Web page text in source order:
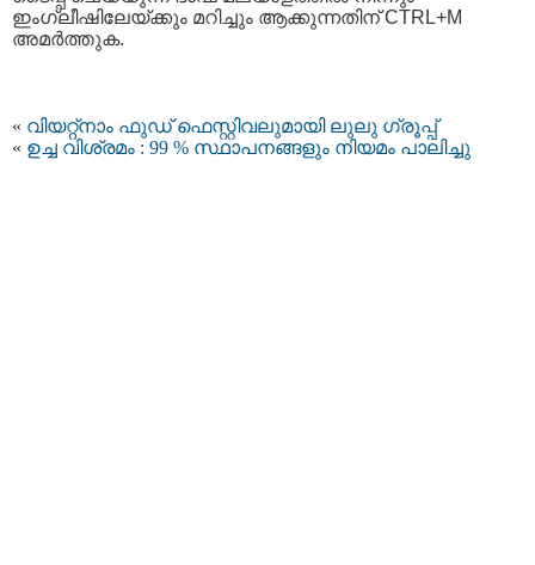
ഇംഗ്ലീഷിലേയ്ക്കും മറിച്ചും ആക്കുന്നതിന് CTRL+M
അമര്‍ത്തുക.
« വിയറ്റ്നാം ഫുഡ് ഫെസ്റ്റിവലുമായി ലുലു ഗ്രൂപ്പ്
« ഉച്ച വിശ്രമം : 99 % സ്ഥാപനങ്ങളും നിയമം പാലിച്ചു